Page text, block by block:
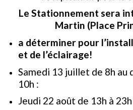
Le Stationnement sera
Martin (Place
a déterminer pour
et de l’éclairage!
Samedi 13 juillet de 8h au
10h :
Jeudi 22 août de 13h à